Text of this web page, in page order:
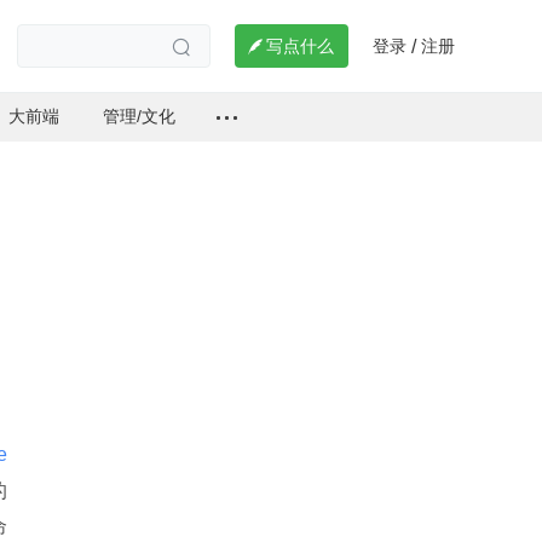
  写点什么 登录 / 注册
大前端 管理/文化